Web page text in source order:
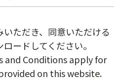
ただき、同意いただける
ードしてください。
and Conditions apply for
on this website.